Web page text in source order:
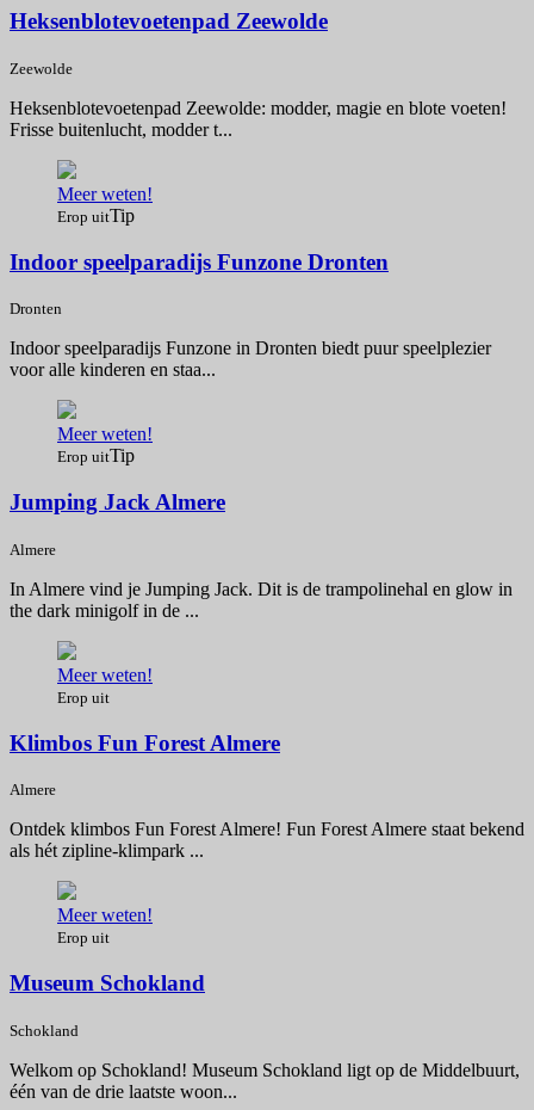
Heksenblotevoetenpad Zeewolde
Zeewolde
Heksenblotevoetenpad Zeewolde: modder, magie en blote voeten!
Frisse buitenlucht, modder t...
Meer weten!
Erop uitTip
Indoor speelparadijs Funzone Dronten
Dronten
Indoor speelparadijs Funzone in Dronten biedt puur speelplezier
voor alle kinderen en staa...
Meer weten!
Erop uitTip
Jumping Jack Almere
Almere
In Almere vind je Jumping Jack. Dit is de trampolinehal en glow in
the dark minigolf in de ...
Meer weten!
Erop uit
Klimbos Fun Forest Almere
Almere
Ontdek klimbos Fun Forest Almere! Fun Forest Almere staat bekend
als hét zipline-klimpark ...
Meer weten!
Erop uit
Museum Schokland
Schokland
Welkom op Schokland! Museum Schokland ligt op de Middelbuurt,
één van de drie laatste woon...